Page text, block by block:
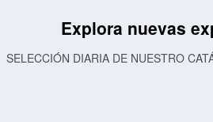
Explora nuevas
SELECCIÓN DIARIA DE NUESTRO